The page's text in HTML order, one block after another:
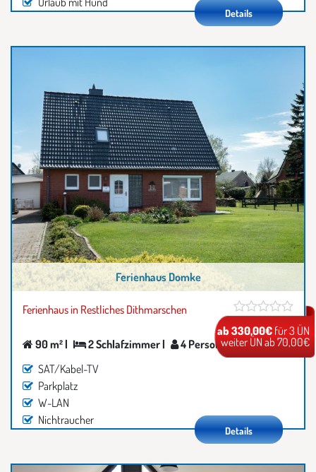
Details
Ferienhaus Domke
Ferienhaus in Restliches Dithmarschen
90 m² | 2 Schlafzimmer |
4 Personen
SAT/Kabel-TV
Parkplatz
W-LAN
Nichtraucher
ab 330,00€ für 3 ÜN
weiter ÜN ab 70,00€
Details